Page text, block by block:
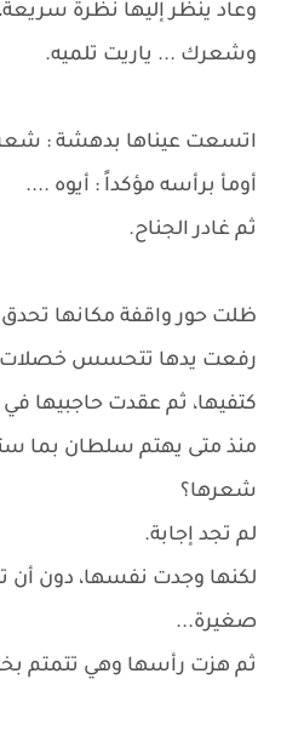
وعاد ينظر إليها نظرة
وشعرك ... ياريت تلميه.
اتسعت عيناها بدهشة :
أومأ برأسه مؤكداً : أيوه ....
ثم غادر الجناح.
ظلت حور واقفة مكانها تحدق
رفعت يدها تتحسس خصلات
كتفيها، ثم عقدت حاجبيها في
منذ متى يهتم سلطان بما
شعرها؟
لم تجد إجابة.
لكنها وجدت نفسها، دون أن
صغيرة...
ثم هزت رأسها وهي تتمتم